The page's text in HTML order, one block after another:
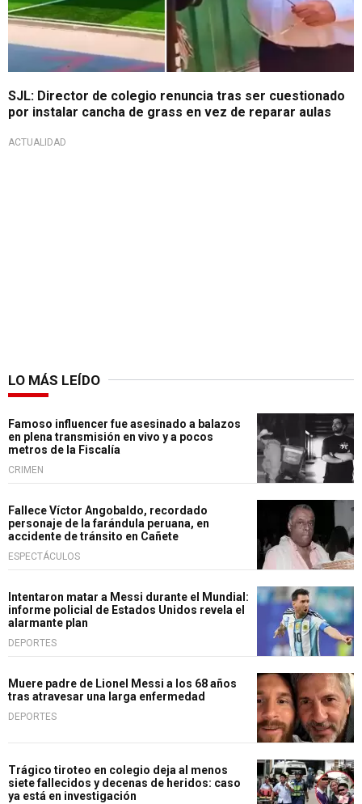
SJL: Director de colegio renuncia tras ser cuestionado
por instalar cancha de grass en vez de reparar aulas
ACTUALIDAD
LO MÁS LEÍDO
Famoso influencer fue asesinado a balazos
en plena transmisión en vivo y a pocos
metros de la Fiscalía
CRIMEN
Fallece Víctor Angobaldo, recordado
personaje de la farándula peruana, en
accidente de tránsito en Cañete
ESPECTÁCULOS
Intentaron matar a Messi durante el Mundial:
informe policial de Estados Unidos revela el
alarmante plan
DEPORTES
Muere padre de Lionel Messi a los 68 años
tras atravesar una larga enfermedad
DEPORTES
Trágico tiroteo en colegio deja al menos
siete fallecidos y decenas de heridos: caso
ya está en investigación